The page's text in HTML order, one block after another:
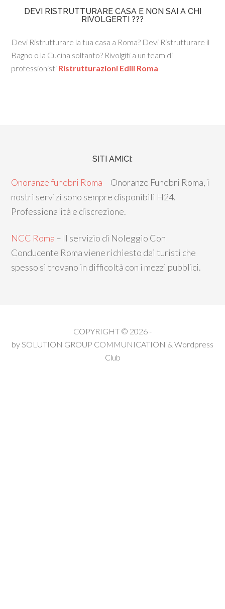
DEVI RISTRUTTURARE CASA E NON SAI A CHI
RIVOLGERTI ???
Devi Ristrutturare la tua casa a Roma? Devi Ristrutturare il
Bagno o la Cucina soltanto? Rivolgiti a un team di
professionisti Ristrutturazioni Edili Roma
SITI AMICI:
Onoranze funebri Roma – Onoranze Funebri Roma, i
nostri servizi sono sempre disponibili H24.
Professionalità e discrezione.
NCC Roma – Il servizio di Noleggio Con
Conducente Roma viene richiesto dai turisti che
spesso si trovano in difficoltà con i mezzi pubblici.
COPYRIGHT © 2026 -
bySOLUTION GROUP COMMUNICATION & Wordpress
Club